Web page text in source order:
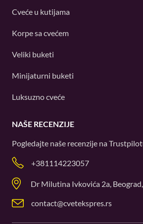
Cveće u kutijama
Korpe sa cvećem
Veliki buketi
Minijaturni buketi
Luksuzno cveće
NAŠE RECENZIJE
Pogledajte naše recenzije na
+381114223057
Dr Milutina Ivkovića 2a,
contact@cvetekspres.rs